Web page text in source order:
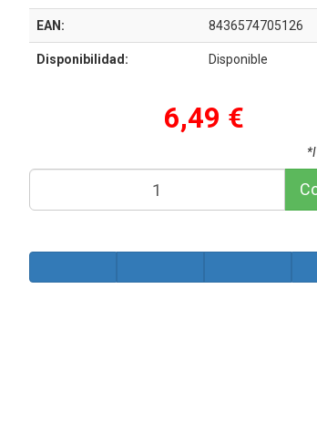
EAN: 8436574705126
Disponibilidad: Disponible
6,49 €